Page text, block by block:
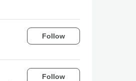
Follow
Follow